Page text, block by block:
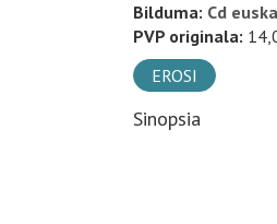
Bilduma: Cd
PVP originala:
EROSI
Sinopsia